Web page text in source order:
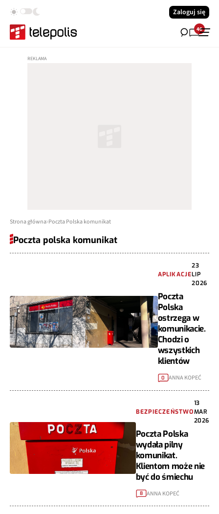
Zaloguj się
40
Strona główna Poczta Polska komunikat
Poczta polska komunikat
APLIKACJE
23
LIP
2026
Poczta
Polska
ostrzega w
komunikacie.
Chodzi o
wszystkich
klientów
0 ANNA KOPEĆ
BEZPIECZEŃSTWO
13
MAR
2026
Poczta Polska
wydała pilny
komunikat.
Klientom może nie
być do śmiechu
8 ANNA KOPEĆ